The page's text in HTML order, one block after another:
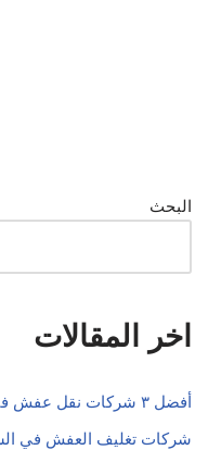
البحث
اخر المقالات
أفضل ٣ شركات نقل عفش في جدة لعام ٢٠٢٥ م
شركات تغليف العفش في